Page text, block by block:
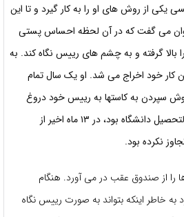
یکی از روش های او را به کار گیرد و تا این
می گفت که در آن لحظه احساس پستی
گرفته و به چشم های رییس نگاه کند. به
کار خود اخراج می شد. او یک سال تمام
سپردن به کاستها به رییس خود دروغ
گفته بود. علی رغم اینکه فارغ التحصیل دانشگاه بود، در ۱۳ ماه اخیر از
را از صندوق عقب در می آورد. هنگام
خاطر اینکه بتواند به صورت رییس نگاه